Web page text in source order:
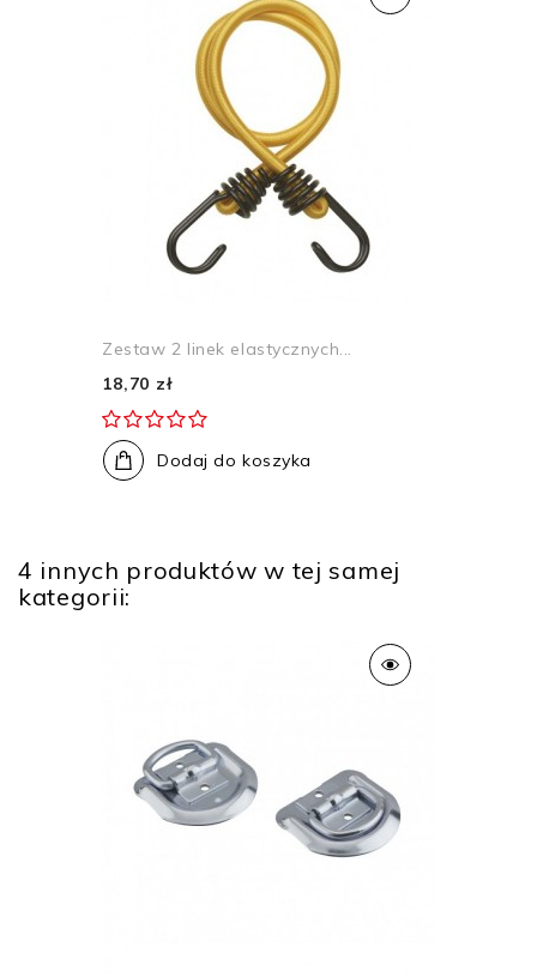
Zestaw 2 linek elastycznych...
18,70 zł
Dodaj do koszyka
4 innych produktów w tej samej
kategorii: